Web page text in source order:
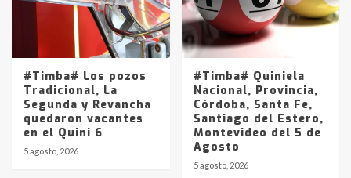
#Timba# Los pozos
Tradicional, La
Segunda y Revancha
quedaron vacantes
en el Quini 6
5 agosto, 2026
#Timba# Quiniela
Nacional, Provincia,
Córdoba, Santa Fe,
Santiago del Estero,
Montevideo del 5 de
Agosto
5 agosto, 2026